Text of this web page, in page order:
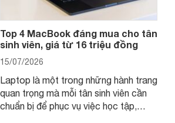
Top 4 MacBook đáng mua cho tân
sinh viên, giá từ 16 triệu đồng
15/07/2026
Laptop là một trong những hành trang
quan trọng mà mỗi tân sinh viên cần
chuẩn bị để phục vụ việc học tập,